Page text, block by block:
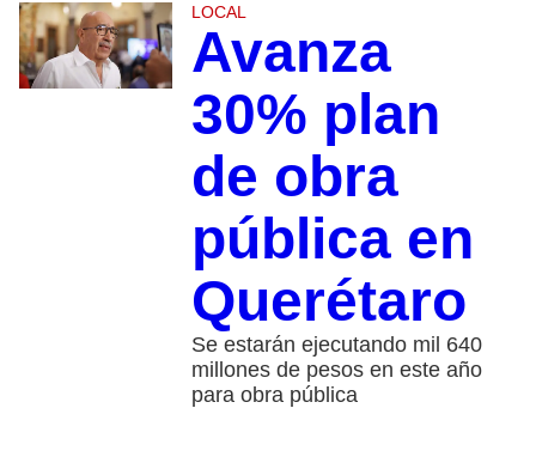
LOCAL
Avanza
30% plan
de obra
pública en
Querétaro
Se estarán ejecutando mil 640
millones de pesos en este año
para obra pública